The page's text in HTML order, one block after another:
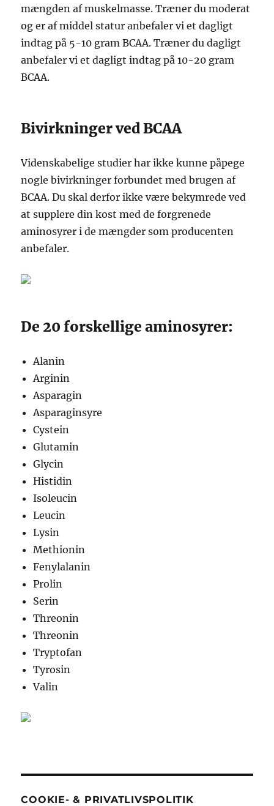
mængden af muskelmasse. Træner du moderat
og er af middel statur anbefaler vi et dagligt
indtag på 5-10 gram BCAA. Træner du dagligt
anbefaler vi et dagligt indtag på 10-20 gram
BCAA.
Bivirkninger ved BCAA
Videnskabelige studier har ikke kunne påpege
nogle bivirkninger forbundet med brugen af
BCAA. Du skal derfor ikke være bekymrede ved
at supplere din kost med de forgrenede
aminosyrer i de mængder som producenten
anbefaler.
De 20 forskellige aminosyrer:
Alanin
Arginin
Asparagin
Asparaginsyre
Cystein
Glutamin
Glycin
Histidin
Isoleucin
Leucin
Lysin
Methionin
Fenylalanin
Prolin
Serin
Threonin
Threonin
Tryptofan
Tyrosin
Valin
COOKIE- & PRIVATLIVSPOLITIK